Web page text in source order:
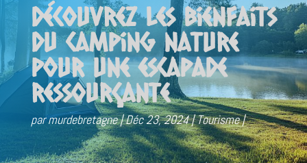
Découvrez les bienfaits
du camping nature
pour une escapade
ressourçante
parmurdebretagne Déc 23, 2024 Tourisme